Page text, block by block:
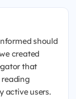
should
created
that
reading
active users.